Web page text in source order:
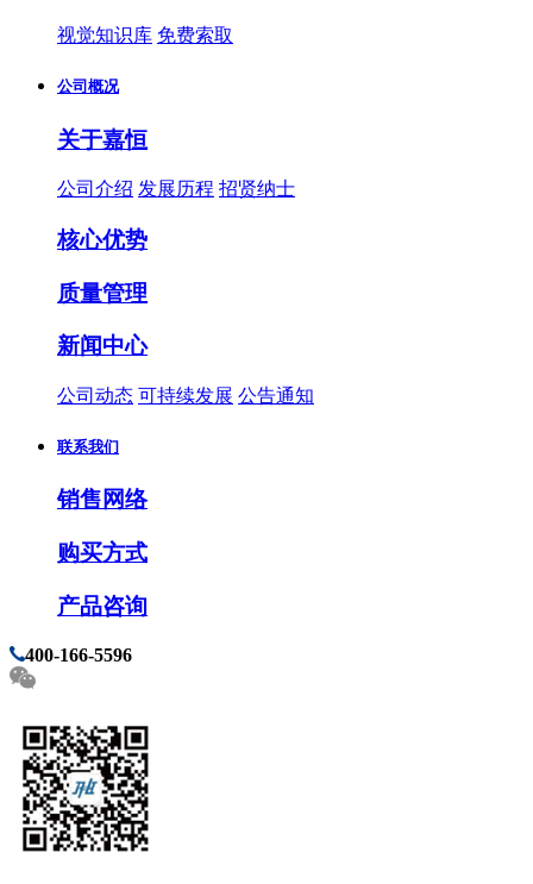
视觉知识库 免费索取
公司概况
关于嘉恒
公司介绍 发展历程 招贤纳士
核心优势
质量管理
新闻中心
公司动态 可持续发展 公告通知
联系我们
销售网络
购买方式
产品咨询
400-166-5596